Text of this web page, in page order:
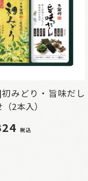
初みどり・旨味だし
2本入）
税込